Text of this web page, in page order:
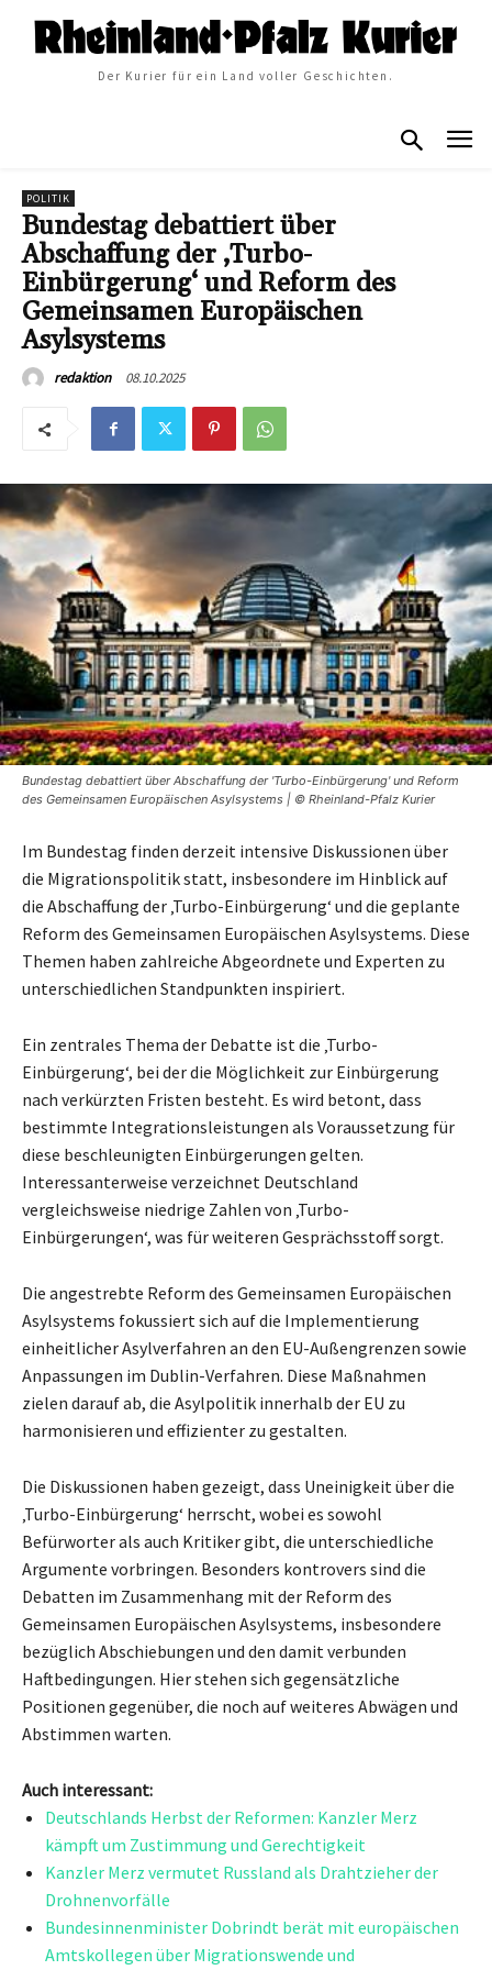
Der Kurier für ein Land voller Geschichten.
POLITIK
Bundestag debattiert über
Abschaffung der ‚Turbo-
Einbürgerung‘ und Reform des
Gemeinsamen Europäischen
Asylsystems
redaktion 08.10.2025
Bundestag debattiert über Abschaffung der 'Turbo-Einbürgerung' und Reform
des Gemeinsamen Europäischen Asylsystems | © Rheinland-Pfalz Kurier
Im Bundestag finden derzeit intensive Diskussionen über
die Migrationspolitik statt, insbesondere im Hinblick auf
die Abschaffung der ‚Turbo-Einbürgerung‘ und die geplante
Reform des Gemeinsamen Europäischen Asylsystems. Diese
Themen haben zahlreiche Abgeordnete und Experten zu
unterschiedlichen Standpunkten inspiriert.
Ein zentrales Thema der Debatte ist die ‚Turbo-
Einbürgerung‘, bei der die Möglichkeit zur Einbürgerung
nach verkürzten Fristen besteht. Es wird betont, dass
bestimmte Integrationsleistungen als Voraussetzung für
diese beschleunigten Einbürgerungen gelten.
Interessanterweise verzeichnet Deutschland
vergleichsweise niedrige Zahlen von ‚Turbo-
Einbürgerungen‘, was für weiteren Gesprächsstoff sorgt.
Die angestrebte Reform des Gemeinsamen Europäischen
Asylsystems fokussiert sich auf die Implementierung
einheitlicher Asylverfahren an den EU-Außengrenzen sowie
Anpassungen im Dublin-Verfahren. Diese Maßnahmen
zielen darauf ab, die Asylpolitik innerhalb der EU zu
harmonisieren und effizienter zu gestalten.
Die Diskussionen haben gezeigt, dass Uneinigkeit über die
‚Turbo-Einbürgerung‘ herrscht, wobei es sowohl
Befürworter als auch Kritiker gibt, die unterschiedliche
Argumente vorbringen. Besonders kontrovers sind die
Debatten im Zusammenhang mit der Reform des
Gemeinsamen Europäischen Asylsystems, insbesondere
bezüglich Abschiebungen und den damit verbunden
Haftbedingungen. Hier stehen sich gegensätzliche
Positionen gegenüber, die noch auf weiteres Abwägen und
Abstimmen warten.
Auch interessant:
Deutschlands Herbst der Reformen: Kanzler Merz
kämpft um Zustimmung und Gerechtigkeit
Kanzler Merz vermutet Russland als Drahtzieher der
Drohnenvorfälle
Bundesinnenminister Dobrindt berät mit europäischen
Amtskollegen über Migrationswende und